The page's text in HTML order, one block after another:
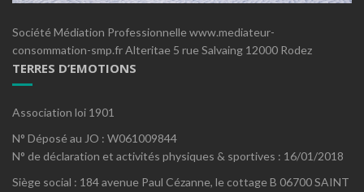
Société Médiation Professionnelle www.mediateur-
consommation-smp.fr Alteritae 5 rue Salvaing 12000 Rodez
TERRES D’EMOTIONS
Association loi 1901
N° Déposé au JO : W061009844
N° de déclaration et activités physiques & sportives : 16/01/2018
Siège social : 184 avenue Paul Cézanne, le cottage B 06700 SAINT